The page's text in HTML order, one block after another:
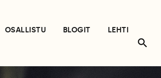
OSALLISTU BLOGIT
LEHTI